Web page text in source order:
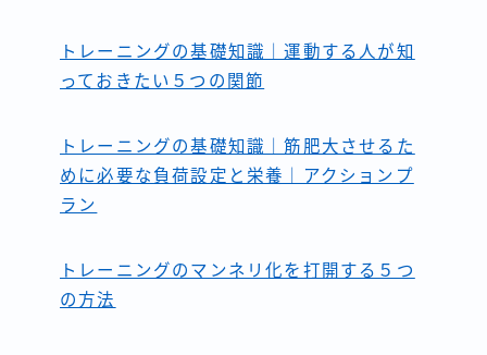
トレーニングの基礎知識｜運動する人が知
っておきたい５つの関節
トレーニングの基礎知識｜筋肥大させるた
めに必要な負荷設定と栄養｜アクションプ
ラン
トレーニングのマンネリ化を打開する５つ
の方法